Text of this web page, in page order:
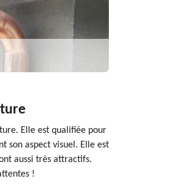
Elle est qualifiée pour
son aspect visuel. Elle est
aussi très attractifs.
!